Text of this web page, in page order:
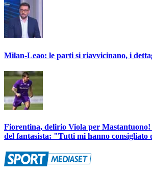
Milan-Leao: le parti si riavvicinano, i
Fiorentina, delirio Viola per Mastantuono!
del fantasista: "Tutti mi hanno consigliato